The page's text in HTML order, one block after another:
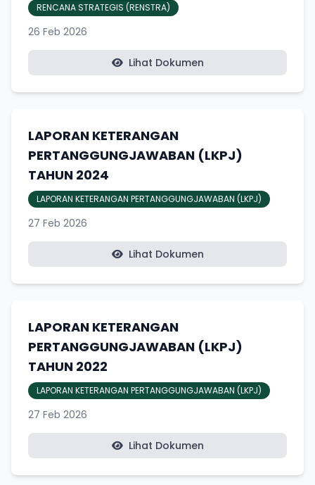
RENCANA STRATEGIS (RENSTRA)
26 Feb 2026
Lihat Dokumen
LAPORAN KETERANGAN
PERTANGGUNGJAWABAN (LKPJ)
TAHUN 2024
LAPORAN KETERANGAN PERTANGGUNGJAWABAN (LKPJ)
27 Feb 2026
Lihat Dokumen
LAPORAN KETERANGAN
PERTANGGUNGJAWABAN (LKPJ)
TAHUN 2022
LAPORAN KETERANGAN PERTANGGUNGJAWABAN (LKPJ)
27 Feb 2026
Lihat Dokumen